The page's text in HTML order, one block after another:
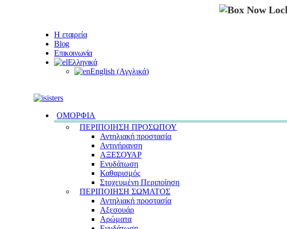
Η εταιρεία
Blog
Επικοινωνία
Ελληνικά
English (Αγγλικά)
ΟΜΟΡΦΙΑ
ΠΕΡΙΠΟΙΗΣΗ ΠΡΟΣΩΠΟΥ
Αντηλιακή προστασία
Αντιγήρανση
ΑΞΕΣΟΥΑΡ
Ενυδάτωση
Καθαρισμός
Στοχευμένη Περιποίηση
ΠΕΡΙΠΟΙΗΣΗ ΣΩΜΑΤΟΣ
Αντηλιακή προστασία
Αξεσουάρ
Αρώματα